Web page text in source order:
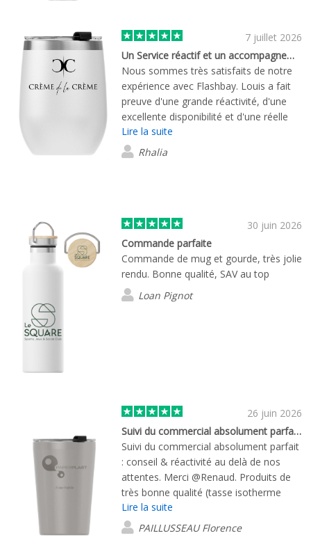
7 juillet 2026
Un Service réactif et un accompagnement de qualité
Nous sommes très satisfaits de notre
expérience avec Flashbay. Louis a fait
preuve d'une grande réactivité, d'une
excellente disponibilité et d'une réelle
capacité à s'adapter à nos besoins.
L'envoi d'échantillons nous a permis de
valider la qualité des produits en toute
pour son professionnalisme, sa
réactivité et son suivi de qualité. Nous
recommandons Flashbay!
Lire la suite
Rhalia
30 juin 2026
Commande parfaite
Commande de mug et gourde, très jolie
rendu. Bonne qualité, SAV au top
Loan Pignot
26 juin 2026
Suivi du commercial absolument parfait…
Suivi du commercial absolument parfait
: conseil & réactivité au delà de nos
attentes. Merci @Renaud. Produits de
très bonne qualité (tasse isotherme
inox/chargeur téléphone bambou) &
personnalisation très réussie.
Lire la suite
PAILLUSSEAU Florence